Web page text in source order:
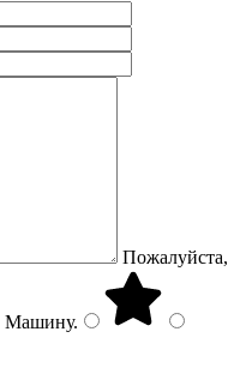
Пожалуйста,
Машину.